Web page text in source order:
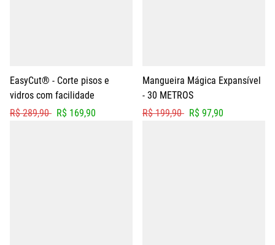
EasyCut® - Corte pisos e
vidros com facilidade
R$ 289,90 R$ 169,90
Mangueira Mágica Expansível
- 30 METROS
R$ 199,90 R$ 97,90